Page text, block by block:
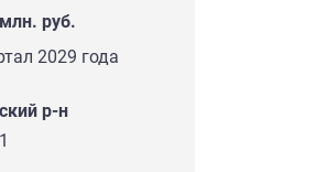
руб.
2029 года
р-н